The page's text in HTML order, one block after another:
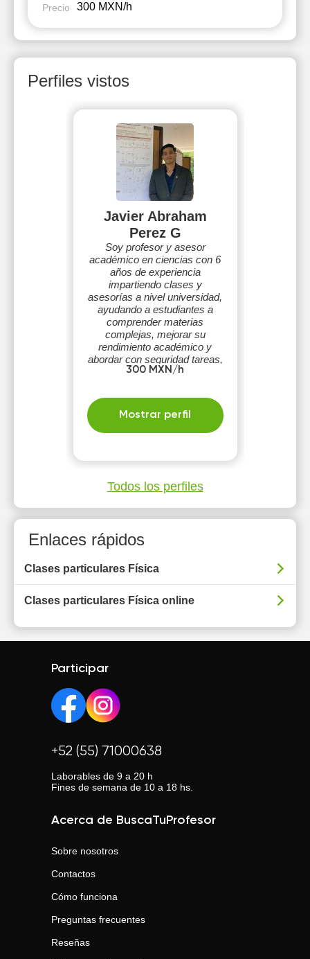
Precio 300 MXN/h
Perfiles vistos
Javier Abraham
Perez G
Soy profesor y asesor
académico en ciencias con 6
años de experiencia
impartiendo clases y
asesorías a nivel universidad,
ayudando a estudiantes a
comprender materias
complejas, mejorar su
rendimiento académico y
abordar con seguridad tareas,
exámenes y proyectos.
300 MXN/h
Mostrar perfil
Todos los perfiles
Enlaces rápidos
Clases particulares Física
Clases particulares Física online
Participar
+52 (55) 71000638
Laborables de 9 a 20 h
Fines de semana de 10 a 18 hs.
Acerca de BuscaTuProfesor
Sobre nosotros
Contactos
Cómo funciona
Preguntas frecuentes
Reseñas